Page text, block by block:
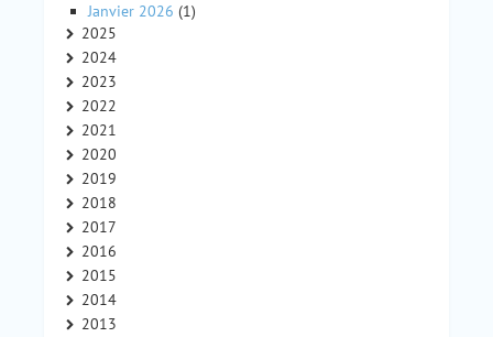
Janvier 2026 (1)
2025
2024
2023
2022
2021
2020
2019
2018
2017
2016
2015
2014
2013